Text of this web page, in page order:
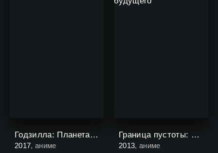
Годзилла: Планета чудовищ
2017, аниме
Граница пустоты: Благословение будущего
2013, аниме